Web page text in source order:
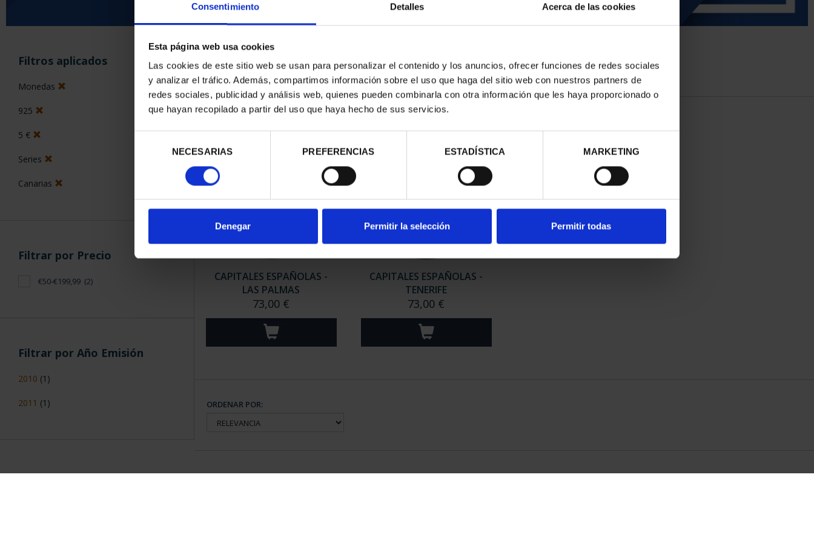
Consentimiento Detalles Acerca de las cookies
Esta página web usa cookies
Las cookies de este sitio web se usan para personalizar el contenido y los anuncios, ofrecer funciones de redes sociales
y analizar el tráfico. Además, compartimos información sobre el uso que haga del sitio web con nuestros partners de
redes sociales, publicidad y análisis web, quienes pueden combinarla con otra información que les haya proporcionado o
que hayan recopilado a partir del uso que haya hecho de sus servicios.
consentimiento
NECESARIAS PREFERENCIAS ESTADÍSTICA MARKETING
Denegar Permitir la selección Permitir todas
Filtros aplicados
Monedas
925
5 €
Series
Canarias
Filtrar por Precio
€50-€199,99 (2)
Filtrar por Año Emisión
2010 (1)
2011 (1)
ORDENAR POR:
2 Productos encontrados
CAPITALES ESPAÑOLAS -
LAS PALMAS
73,00 €
CAPITALES ESPAÑOLAS -
TENERIFE
73,00 €
ORDENAR POR: